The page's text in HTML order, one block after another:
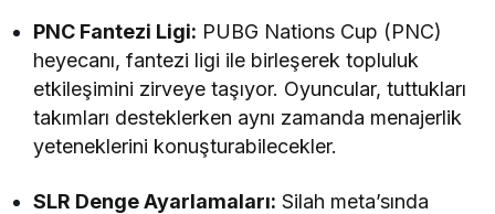
PNC Fantezi Ligi: PUBG Nations Cup (PNC)
heyecanı, fantezi ligi ile birleşerek topluluk
etkileşimini zirveye taşıyor. Oyuncular, tuttukları
takımları desteklerken aynı zamanda menajerlik
yeteneklerini konuşturabilecekler.
SLR Denge Ayarlamaları: Silah meta’sında